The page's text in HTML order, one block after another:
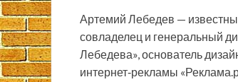
Артемий Лебедев —
совладелец и генеральный
Лебедева», основатель
интернет‑рекламы